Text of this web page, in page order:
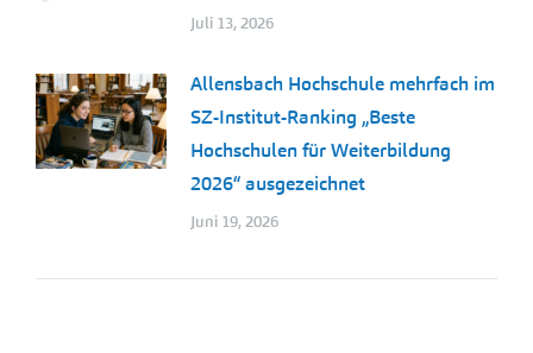
Juli 13, 2026
Allensbach Hochschule mehrfach im
SZ-Institut-Ranking „Beste
Hochschulen für Weiterbildung
2026“ ausgezeichnet
Juni 19, 2026